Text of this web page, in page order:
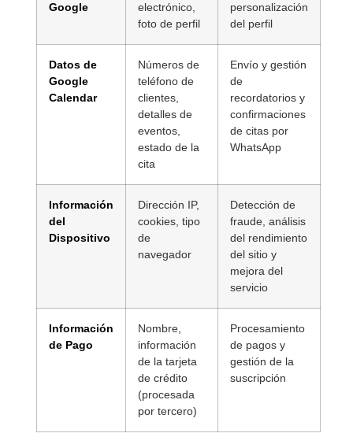
Google
electrónico,
foto de perfil
personalización
del perfil
Datos de
Google
Calendar
Números de
teléfono de
clientes,
detalles de
eventos,
estado de la
cita
Envío y gestión
de
recordatorios y
confirmaciones
de citas por
WhatsApp
Información
del
Dispositivo
Dirección IP,
cookies, tipo
de
navegador
Detección de
fraude, análisis
del rendimiento
del sitio y
mejora del
servicio
Información
de Pago
Nombre,
información
de la tarjeta
de crédito
(procesada
por tercero)
Procesamiento
de pagos y
gestión de la
suscripción